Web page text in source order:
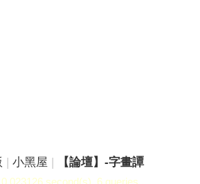
| 小黑屋 | 【論壇】-字畫譚